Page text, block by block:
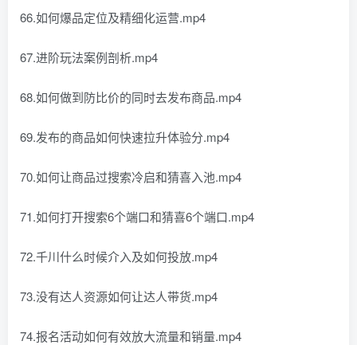
66.如何爆品定位及精细化运营.mp4
67.进阶玩法案例剖析.mp4
68.如何做到防比价的同时去发布商品.mp4
69.发布的商品如何快速拉升体验分.mp4
70.如何让商品过搜索冷启和猜喜入池.mp4
71.如何打开搜索6个端口和猜喜6个端口.mp4
72.千川什么时候介入及如何投放.mp4
73.没有达人资源如何让达人带货.mp4
74.报名活动如何有效放大流量和销量.mp4